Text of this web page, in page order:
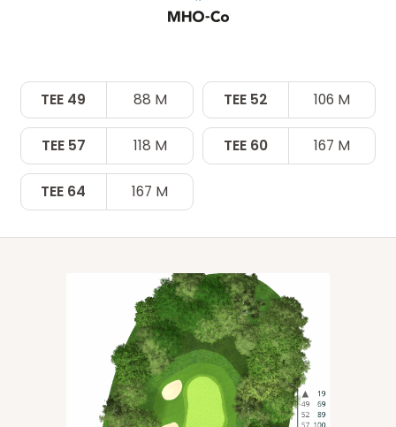
TEE 49 88 M TEE 52 106 M
TEE 57 118 M TEE 60 167 M
TEE 64 167 M